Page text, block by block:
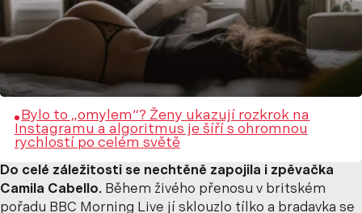
Bylo to „omylem“? Ženy ukazují rozkrok na
Instagramu a algoritmus je šíří s ohromnou
rychlostí po celém světě
Do celé záležitosti se nechtěně zapojila i zpěvačka
Camila Cabello. Během živého přenosu v britském
pořadu BBC Morning Live jí sklouzlo tílko a bradavka se